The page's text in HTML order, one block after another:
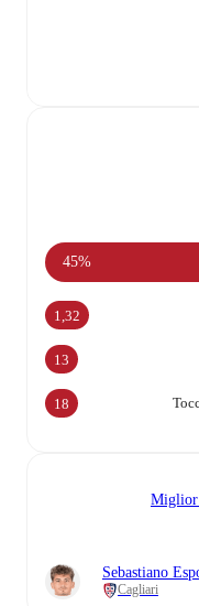
45%
1,32
13
18
Miglior
Sebastiano
Cagliari